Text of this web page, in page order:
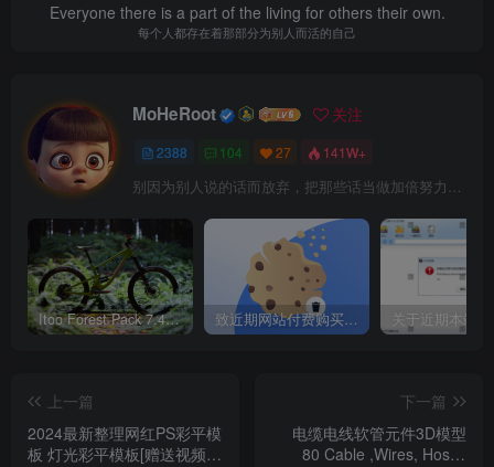
Everyone there is a part of the living for others their own.
每个人都存在着那部分为别人而活的自己
MoHeRoot 关注
2388 104 27 141W+
别因为别人说的话而放弃，把那些话当做加倍努力的动力
Itoo Forest Pack 7.4.20 森林插件 For 3DSMAX 2014 ~ 2023 汉化永久版 致近期网站付费购买资源及会员用户后，网页显示依然没有购买解决方法！
上一篇
2024最新整理网红PS彩平模
板 灯光彩平模板[赠送视频教
下一篇
电缆电线软管元件3D模型
80 Cable ,Wires, Hoses